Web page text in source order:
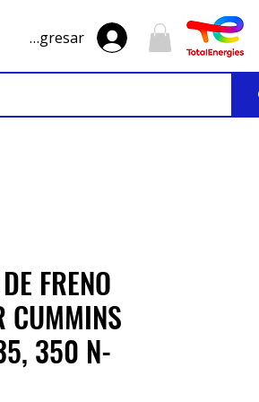
Ingresar
FRENO
CUMMINS
350 N-